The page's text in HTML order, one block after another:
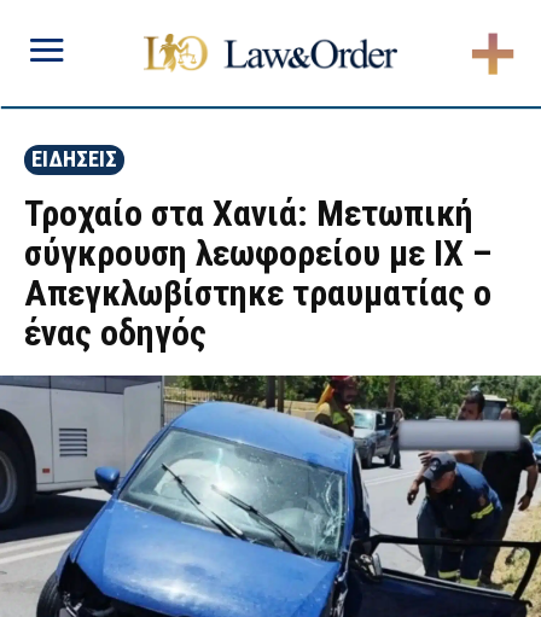
ΕΙΔΗΣΕΙΣ
Τροχαίο στα Χανιά: Μετωπική
σύγκρουση λεωφορείου με ΙΧ –
Απεγκλωβίστηκε τραυματίας ο
ένας οδηγός